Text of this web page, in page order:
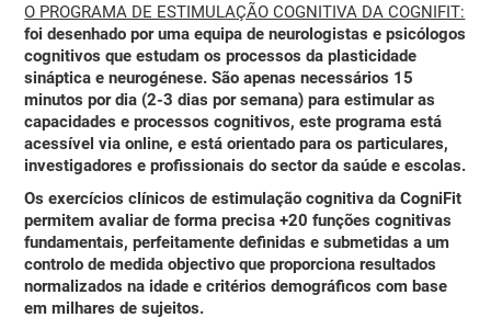
O PROGRAMA DE ESTIMULAÇÃO COGNITIVA DA COGNIFIT:
foi desenhado por uma equipa de neurologistas e psicólogos
cognitivos que estudam os processos da plasticidade
sináptica e neurogénese. São apenas necessários 15
minutos por dia (2-3 dias por semana) para estimular as
capacidades e processos cognitivos, este programa está
acessível viaonline, e está orientado para os particulares,
investigadores e profissionais do sector da saúde e escolas.
Os exercícios clínicos de estimulação cognitiva da CogniFit
permitemavaliar de forma precisa +20 funções cognitivas
fundamentais, perfeitamente definidas e submetidas a um
controlo de medida objectivo que proporciona resultados
normalizados na idade e critérios demográficos com base
em milhares de sujeitos.